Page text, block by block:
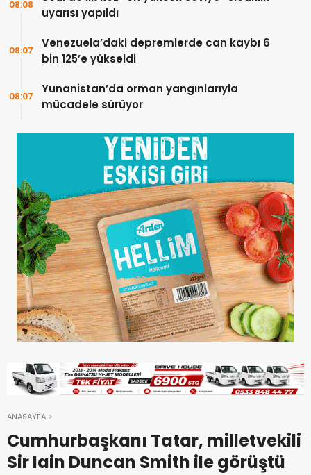
uyarısı yapıldı
08:08
Venezuela’daki depremlerde can kaybı 6
bin 125’e yükseldi
08:07
Yunanistan’da orman yangınlarıyla
mücadele sürüyor
08:07
ANASAYFA
Cumhurbaşkanı Tatar, milletvekili
Sir Iain Duncan Smith ile görüştü